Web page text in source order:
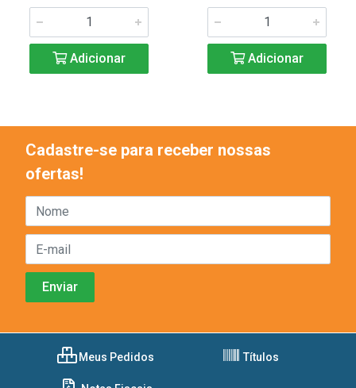
Adicionar Adicionar
Cadastre-se para receber nossas
ofertas!
Meus Pedidos Títulos